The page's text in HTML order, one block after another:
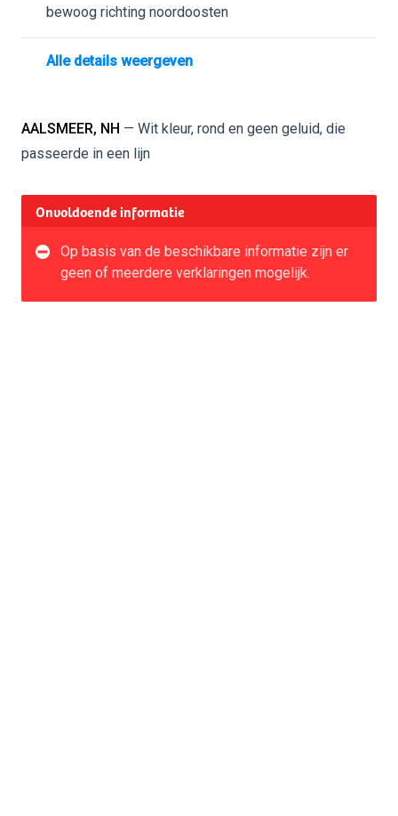
bewoog richting noordoosten
Alle details weergeven
AALSMEER, NH — Wit kleur, rond en geen geluid, die
passeerde in een lijn
Onvoldoende informatie
Op basis van de beschikbare informatie zijn er
geen of meerdere verklaringen mogelijk.